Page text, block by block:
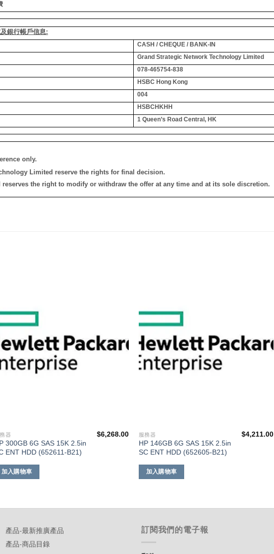
銀行帳戶信息:
CASH / CHEQUE / BANK-IN
Grand Strategic Network Technology Limited
078-465754-838
HSBC Hong Kong
004
HSBCHKHH
1 Queen’s Road Central, HK
only.
Limited reserve the rights for final decision.
the right to modify or withdraw the offer at any time and at its sole discretion.
器
300GB 6G SAS 15K 2.5in
ENT HDD (652611-B21)
$6,268.00
加入購物車
服務器
HP 146GB 6G SAS 15K 2.5in
SC ENT HDD (652605-B21)
$4,211.00
加入購物車
產品-最新推廣產品
產品-商品目錄
訂閱我們的電子報